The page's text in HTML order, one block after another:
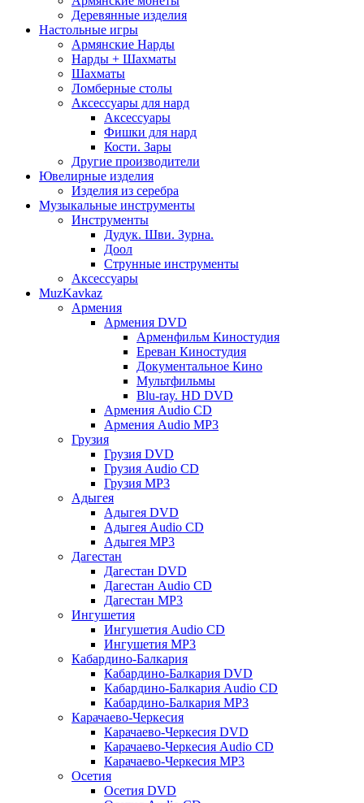
Деревянные изделия
Настольные игры
Армянские Нарды
Нарды + Шахматы
Шахматы
Ломберные столы
Аксессуары для нард
Аксессуары
Фишки для нард
Кости. Зары
Другие производители
Ювелирные изделия
Изделия из серебра
Музыкальные инструменты
Инструменты
Дудук. Шви. Зурна.
Доол
Струнные инструменты
Аксессуары
MuzKavkaz
Армения
Армения DVD
Арменфильм Киностудия
Ереван Киностудия
Документальное Кино
Мультфильмы
Blu-ray. HD DVD
Армения Audio CD
Армения Audio MP3
Грузия
Грузия DVD
Грузия Audio CD
Грузия MP3
Адыгея
Адыгея DVD
Адыгея Audio CD
Адыгея MP3
Дагестан
Дагестан DVD
Дагестан Audio CD
Дагестан MP3
Ингушетия
Ингушетия Audio CD
Ингушетия MP3
Кабардино-Балкария
Кабардино-Балкария DVD
Кабардино-Балкария Audio CD
Кабардино-Балкария MP3
Карачаево-Черкесия
Карачаево-Черкесия DVD
Карачаево-Черкесия Audio CD
Карачаево-Черкесия MP3
Осетия
Осетия DVD